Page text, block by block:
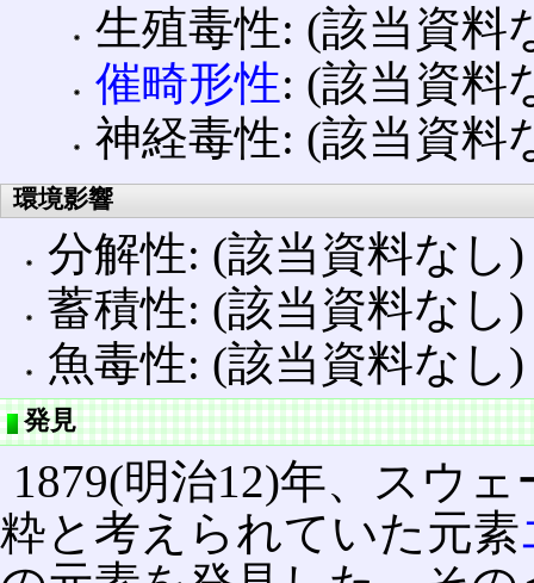
生殖毒性: (該当資料
催畸形性: (該当資料
神経毒性: (該当資料
環境影響
分解性: (該当資料なし)
蓄積性: (該当資料なし)
魚毒性: (該当資料なし)
発見
1879(明治12)年、スウ
粋と考えられていた元素